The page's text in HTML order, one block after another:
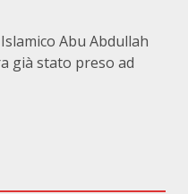
Abu Abdullah
già stato preso ad